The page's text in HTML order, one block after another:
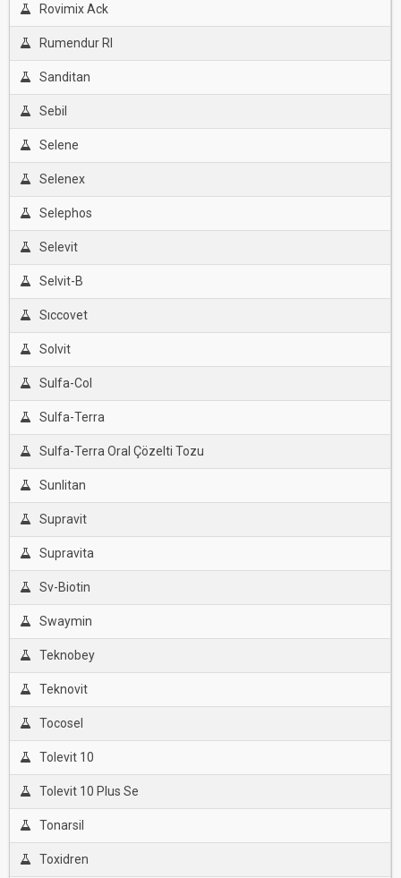
Rovimix Ack
Rumendur Rl
Sanditan
Sebil
Selene
Selenex
Selephos
Selevit
Selvit-B
Sıccovet
Solvit
Sulfa-Col
Sulfa-Terra
Sulfa-Terra Oral Çözelti Tozu
Sunlitan
Supravit
Supravita
Sv-Biotin
Swaymin
Teknobey
Teknovit
Tocosel
Tolevit 10
Tolevit 10 Plus Se
Tonarsil
Toxidren